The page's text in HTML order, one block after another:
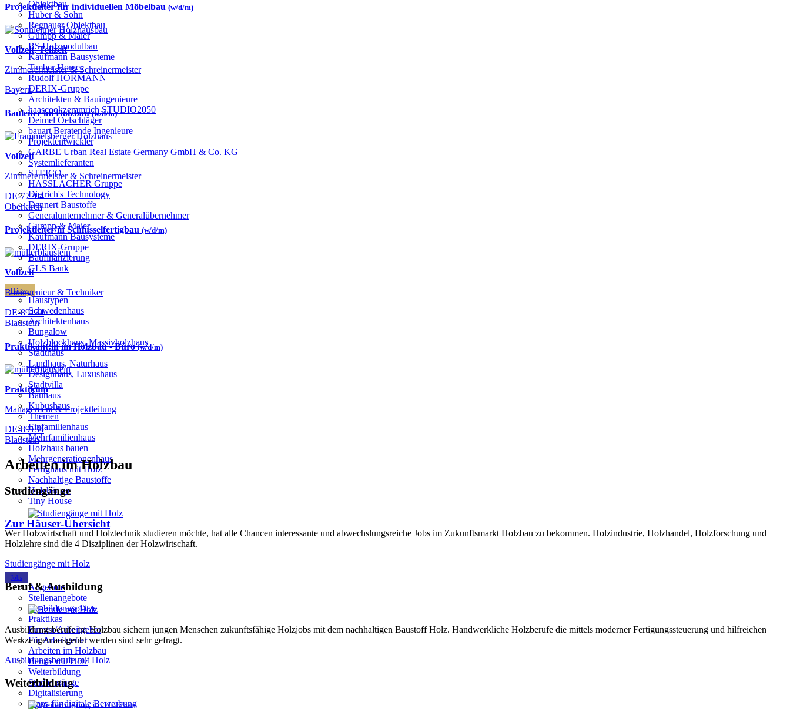
Objektbau
Huber & Sohn
Regnauer Objektbau
Gumpp & Maier
BS Holzmodulbau
Kaufmann Bausysteme
Timber Homes
Rudolf HÖRMANN
DERIX-Gruppe
Architekten & Bauingenieure
haascookzemmrich STUDIO2050
Deimel Oelschläger
bauart Beratende Ingenieure
Projektentwickler
GARBE Urban Real Estate Germany GmbH & Co. KG
Systemlieferanten
STEICO
HASSLACHER Gruppe
Dietrich's Technology
Dennert Baustoffe
Generalunternehmer & Generalübernehmer
Gumpp & Maier
Kaufmann Bausysteme
DERIX-Gruppe
Baufinanzierung
GLS Bank
Häuser
Haustypen
Schwedenhaus
Architektenhaus
Bungalow
Holzblockhaus, Massivholzhaus
Stadthaus
Landhaus, Naturhaus
Designhaus, Luxushaus
Stadtvilla
Bauhaus
Kubushaus
Themen
Einfamilienhaus
Mehrfamilienhaus
Holzhaus bauen
Mehrgenerationenhaus
Fertighaus mit Holz
Nachhaltige Baustoffe
Holzhäuser
Tiny House
Zur Häuser-Übersicht
Jobs
Angebote
Stellenangebote
Ausbildungsplätze
Praktikas
Firmen/Arbeitgeber
Für Arbeitgeber
Arbeiten im Holzbau
Berufe mit Holz
Weiterbildung
Studiengänge
Digitalisierung
Tipps für digitale Bewerbung
Projektleiter für individuellen Möbelbau (w/d/m)
Vollzeit,Teilzeit
Zimmerermeister & Schreinermeister
Bayern
Bauleiter im Holzbau(w/d/m)
Vollzeit
Zimmerermeister & Schreinermeister
DE-77704
Oberkirch
Projektleiter/in Schlüsselfertigbau (w/d/m)
Vollzeit
Bauingenieur & Techniker
DE-89134
Blaustein
Praktikant:in im Holzbau - Büro(w/d/m)
Praktikum
Management & Projektleitung
DE-89134
Blaustein
Arbeiten im Holzbau
Studiengänge
Wer Holzwirtschaft und Holztechnik studieren möchte, hat alle Chancen interessante und abwechslungsreiche Jobs im Zukunftsmarkt Holzbau zu bekommen. Holzindustrie, Holzhandel, Holzforschung und
Holzlehre sind die 4 Disziplinen der Holzwirtschaft.
Studiengänge mit Holz
Beruf & Ausbildung
Ausbildungsberufe im Holzbau sichern jungen Menschen zukunftsfähige Holzjobs mit dem nachhaltigen Baustoff Holz. Handwerkliche Holzberufe die mittels moderner Fertigungssteuerung und hilfreichen
Werkzeugen ausgeübt werden sind sehr gefragt.
Ausbildungsberufe mit Holz
Weiterbildung